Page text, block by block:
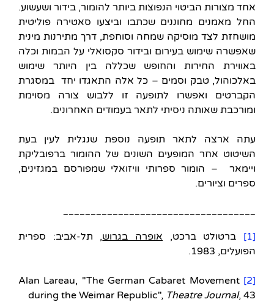
אחד מצורות הביטוי הנפוצות ביותר להומור, בידור ושעשוע.
החל מאמנים מחוננים שכתבו וביצעו סאטירה פוליטית
מושחזת לצד מוסיקה שמחה וסוחפת, דרך מתירנות מינית
שאפשרה שימוש בעירום ובידור סקסואלי על הבמות וכלה
באווירת החירות והחופש שכללה בין היותר שימוש
באלכוהול, טבק וסמים – כל אלה התאגדו יחד במסגרת
הקברטים ואפשרו לתופעה זו ללבוש צורה מסוימת
ומורכבת שאותה ניסיתי לתאר בעמודים האחרונים.
עתה ארצה לתאר תופעה נוספת שנגלית לעין בעת
השיטוט אחר המופעים השונים של ההומור ברפובליקת
ויימאר – הומור ספרותי וויזואלי שמפורסם במגזינים,
ספרים וציורים.
[1] אופרה בגרוש, תל-אביב: ספרית
הפועלים, 1983.
[2]
Alan Lareau, "The German Cabaret Movement
during the Weimar Republic", Theatre Journal, 43